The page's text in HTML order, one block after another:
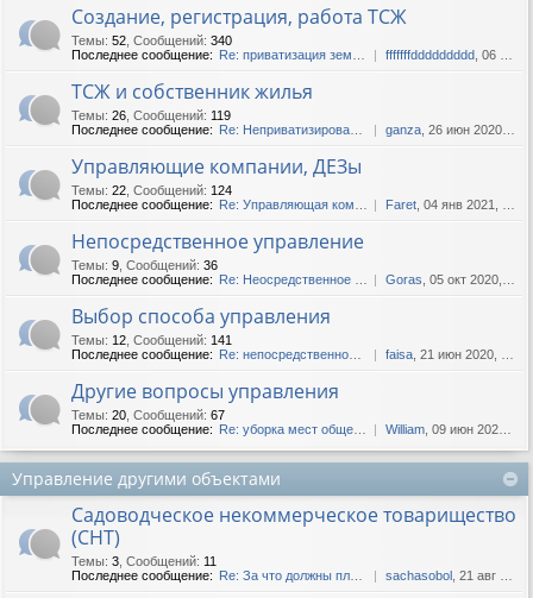
Создание, регистрация, работа ТСЖ
Темы: 52 Сообщений: 340
Последнее сообщение: Re: приватизация земли ТСЖ fffffffddddddddd , 06 июл 2019, 16:07
ТСЖ и собственник жилья
Темы: 26 Сообщений: 119
Последнее сообщение: Re: Неприватизированные ква... ganza , 26 июн 2020, 13:29
Управляющие компании, ДЕЗы
Темы: 22 Сообщений: 124
Последнее сообщение: Re: Управляющая компания не... Faret , 04 янв 2021, 14:10
Непосредственное управление
Темы: 9 Сообщений: 36
Последнее сообщение: Re: Неосредственное управле... Goras , 05 окт 2020, 20:43
Выбор способа управления
Темы: 12 Сообщений: 141
Последнее сообщение: Re: непосредственное управл... faisa , 21 июн 2020, 04:38
Другие вопросы управления
Темы: 20 Сообщений: 67
Последнее сообщение: Re: уборка мест общего поль... William , 09 июн 2020, 14:04
Управление другими объектами
Садоводческое некоммерческое товарищество
(СНТ)
Темы: 3 Сообщений: 11
Последнее сообщение: Re: За что должны платить с... sachasobol , 21 авг 2019, 04:27